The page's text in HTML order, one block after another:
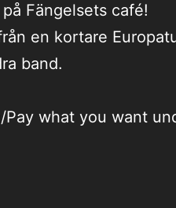
Fängelsets café!
en kortare
band.
Pay what you want